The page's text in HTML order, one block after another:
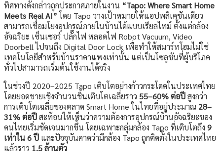
ทิศทางดังกล่าวถูกประกาศภายในงาน “Tapo: Where Smart Home
Meets Real AI”โดย Tapo วางเป้าหมายให้แอปพลิเคชันเดียว
สามารถเชื่อมโยงอุปกรณ์ภายในบ้านได้แบบเรียลไทม์ ตั้งแต่กล้อง
อัจฉริยะ เซ็นเซอร์ ปลั๊กไฟ หลอดไฟ Robot Vacuum, Video
Doorbell ไปจนถึง Digital Door Lock เพื่อทำให้สมาร์ทโฮมไม่ใช่
เทคโนโลยีสำหรับบ้านราคาแพงเท่านั้น แต่เป็นโซลูชันที่ผู้บริโภค
ทั่วไปสามารถเริ่มต้นใช้งานได้จริง
ในช่วงปี 2020–2025 Tapo เติบโตอย่างก้าวกระโดดในประเทศไทย
โดยยอดขายเชิงจำนวนชิ้นเติบโตเฉลี่ยราว 55–60% ต่อปีสูงกว่า
การเติบโตเฉลี่ยของตลาด Smart Home ในไทยที่อยู่ประมาณ 28–
31% ต่อปีสะท้อนให้เห็นว่าความต้องการอุปกรณ์บ้านอัจฉริยะของ
คนไทยเริ่มชัดเจนมากขึ้น โดยเฉพาะกลุ่มกล้อง Tapo ที่เติบโตถึง 9
เท่าใน 6 ปี และปัจจุบันคาดว่ามีกล้อง Tapo ถูกติดตั้งในประเทศไทย
แล้วราว 1.5 ล้านตัว